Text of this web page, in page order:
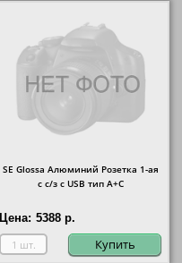
SE Glossa Алюминий Розетка 1-ая
с с/з с USB тип A+C
Цена: 5388 р.
Купить